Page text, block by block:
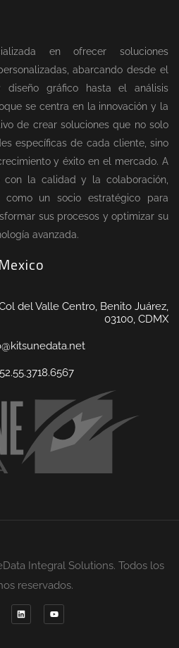
en ofrecer soluciones
abarcando desde el
gráfico hasta el análisis
se centra en la innovación y la
de crear soluciones que no solo
específicas de cada cliente, sino
y éxito en el mercado. A
con la calidad y la colaboración,
como un socio estratégico para
sus procesos y optimizar su
avanzada.
Mexico
del Valle Centro, Benito Juárez,
03100, CDMX
Integral Solutions. Todos los
reservados.